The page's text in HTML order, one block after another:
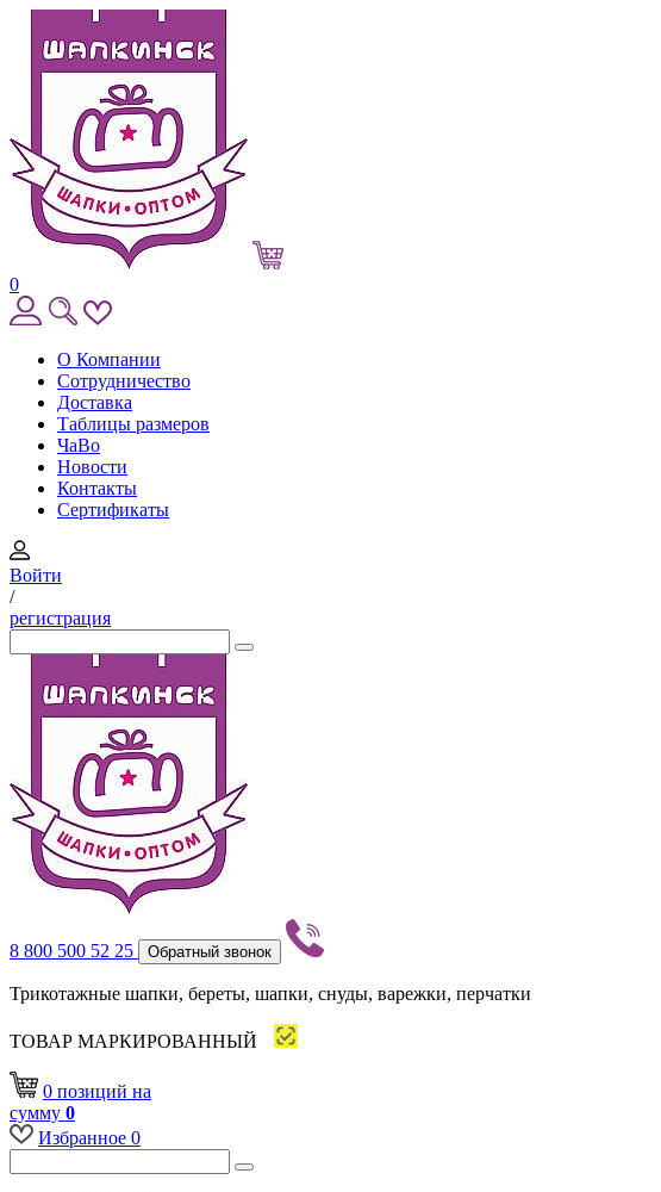
0
О Компании
Сотрудничество
Доставка
Таблицы размеров
ЧаВо
Новости
Контакты
Сертификаты
Войти
/
регистрация
8 800 500 52 25 Обратный звонок
Трикотажные шапки, береты, шапки, снуды, варежки, перчатки
ТОВАР МАРКИРОВАННЫЙ
0 позиций на
сумму 0
Избранное 0